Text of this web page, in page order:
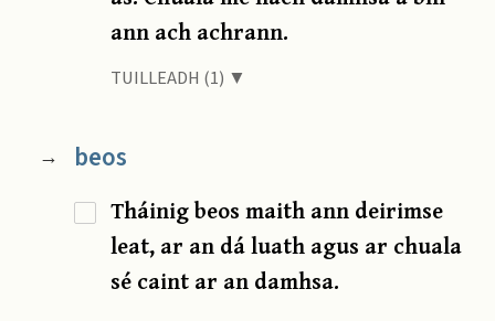
ann ach achrann.
TUILLEADH (1) ▼
→ beos
Tháinig beos maith ann deirimse
leat, ar an dá luath agus ar chuala
sé caint ar an damhsa.